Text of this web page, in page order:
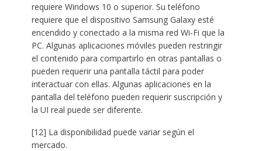
requiere Windows 10 o superior. Su teléfono
requiere que el dispositivo Samsung Galaxy esté
encendido y conectado a la misma red Wi-Fi que la
PC. Algunas aplicaciones móviles pueden restringir
el contenido para compartirlo en otras pantallas o
pueden requerir una pantalla táctil para poder
interactuar con ellas. Algunas aplicaciones en la
pantalla del teléfono pueden requerir suscripción y
la UI real puede ser diferente.
[12] La disponibilidad puede variar según el
mercado.